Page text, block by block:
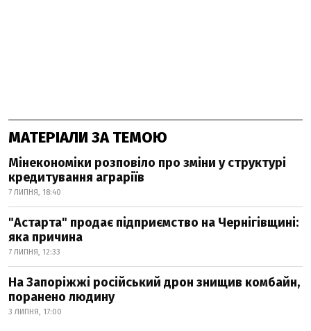
МАТЕРІАЛИ ЗА ТЕМОЮ
Мінекономіки розповіло про зміни у структурі
кредитування аграріїв
7 ЛИПНЯ, 18:40
"Астарта" продає підприємство на Чернігівщині:
яка причина
7 ЛИПНЯ, 12:33
На Запоріжжі російський дрон знищив комбайн,
поранено людину
3 ЛИПНЯ, 17:00